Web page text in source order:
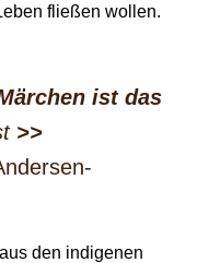
fließen wollen.
ist das
>>
den indigenen